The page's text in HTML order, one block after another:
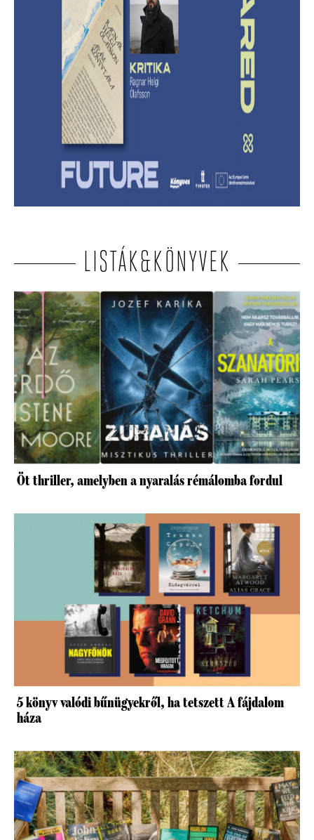
Lehet-e izgalmas egy
hagyatékfelszámolás? – Ragnar Helgi
Ólafsson: Apám könyvtára
Megmenthető-e a feledéstől mindaz, ami számunkra
értékes akkor, ha írunk róla?
LISTÁK&KÖNYVEK
Öt thriller, amelyben a nyaralás rémálomba fordul
5 könyv valódi bűnügyekről, ha tetszett A fájdalom
háza